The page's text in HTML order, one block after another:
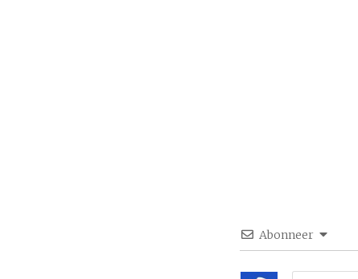
Abonneer